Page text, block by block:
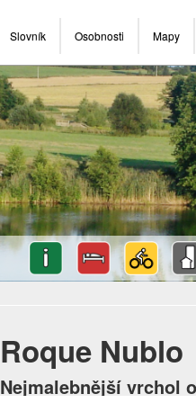
Slovník Osobnosti Mapy
Roque Nublo
Nejmalebnější vrchol